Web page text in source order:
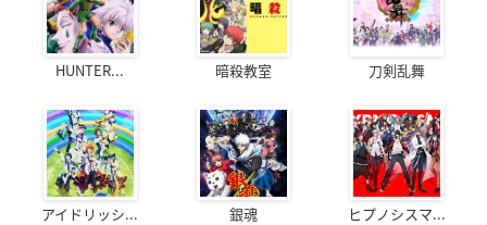
HUNTER... 暗殺教室 刀剣乱舞
アイドリッシ... 銀魂 ヒプノシスマ...